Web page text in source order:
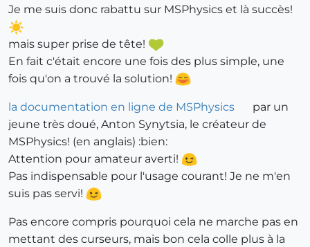
Je me suis donc rabattu sur MSPhysics et là succès!
mais super prise de tête!
En fait c'était encore une fois des plus simple, une
fois qu'on a trouvé la solution!
la documentation en ligne de MSPhysics
par un
jeune très doué, Anton Synytsia, le créateur de
MSPhysics! (en anglais) :bien:
Attention pour amateur averti!
Pas indispensable pour l'usage courant! Je ne m'en
suis pas servi!
Pas encore compris pourquoi cela ne marche pas en
mettant des curseurs, mais bon cela colle plus à la